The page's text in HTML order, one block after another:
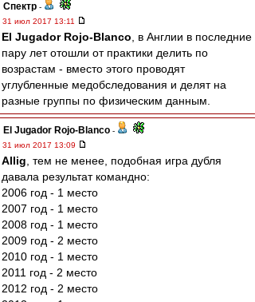
Спектр -
31 июл 2017 13:11
El Jugador Rojo-Blanco , в Англии в последние
пару лет отошли от практики делить по
возрастам - вместо этого проводят
углубленные медобследования и делят на
разные группы по физическим данным.
El Jugador Rojo-Blanco -
31 июл 2017 13:09
Allig , тем не менее, подобная игра дубля
давала результат командно:
2006 год - 1 место
2007 год - 1 место
2008 год - 1 место
2009 год - 2 место
2010 год - 1 место
2011 год - 2 место
2012 год - 2 место